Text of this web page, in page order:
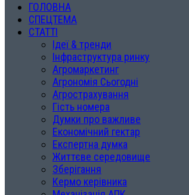
ГОЛОВНА
СПЕЦТЕМА
СТАТТІ
Ідеї & тренди
Інфраструктура ринку
Агромаркетинг
Агрономія Сьогодні
Агрострахування
Гість номера
Думки про важливе
Економічний гектар
Експертна думка
Життєве середовище
Зберігання
Кермо керівника